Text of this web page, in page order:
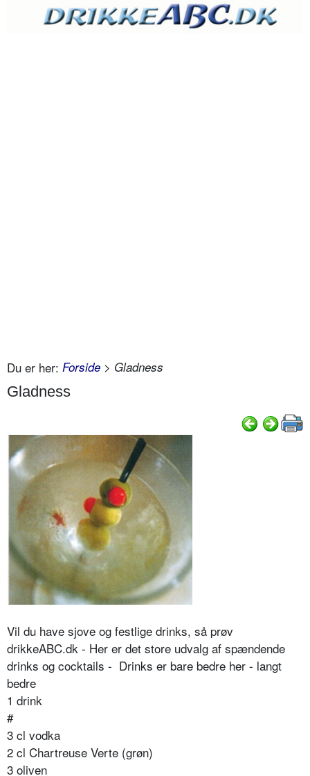
Du er her: Forside > Gladness
Gladness
Vil du have sjove og festlige drinks, så prøv
drikkeABC.dk - Her er det store udvalg af spændende
drinks og cocktails - Drinks er bare bedre her - langt
bedre
1 drink
#
3 cl vodka
2 cl Chartreuse Verte (grøn)
3 oliven